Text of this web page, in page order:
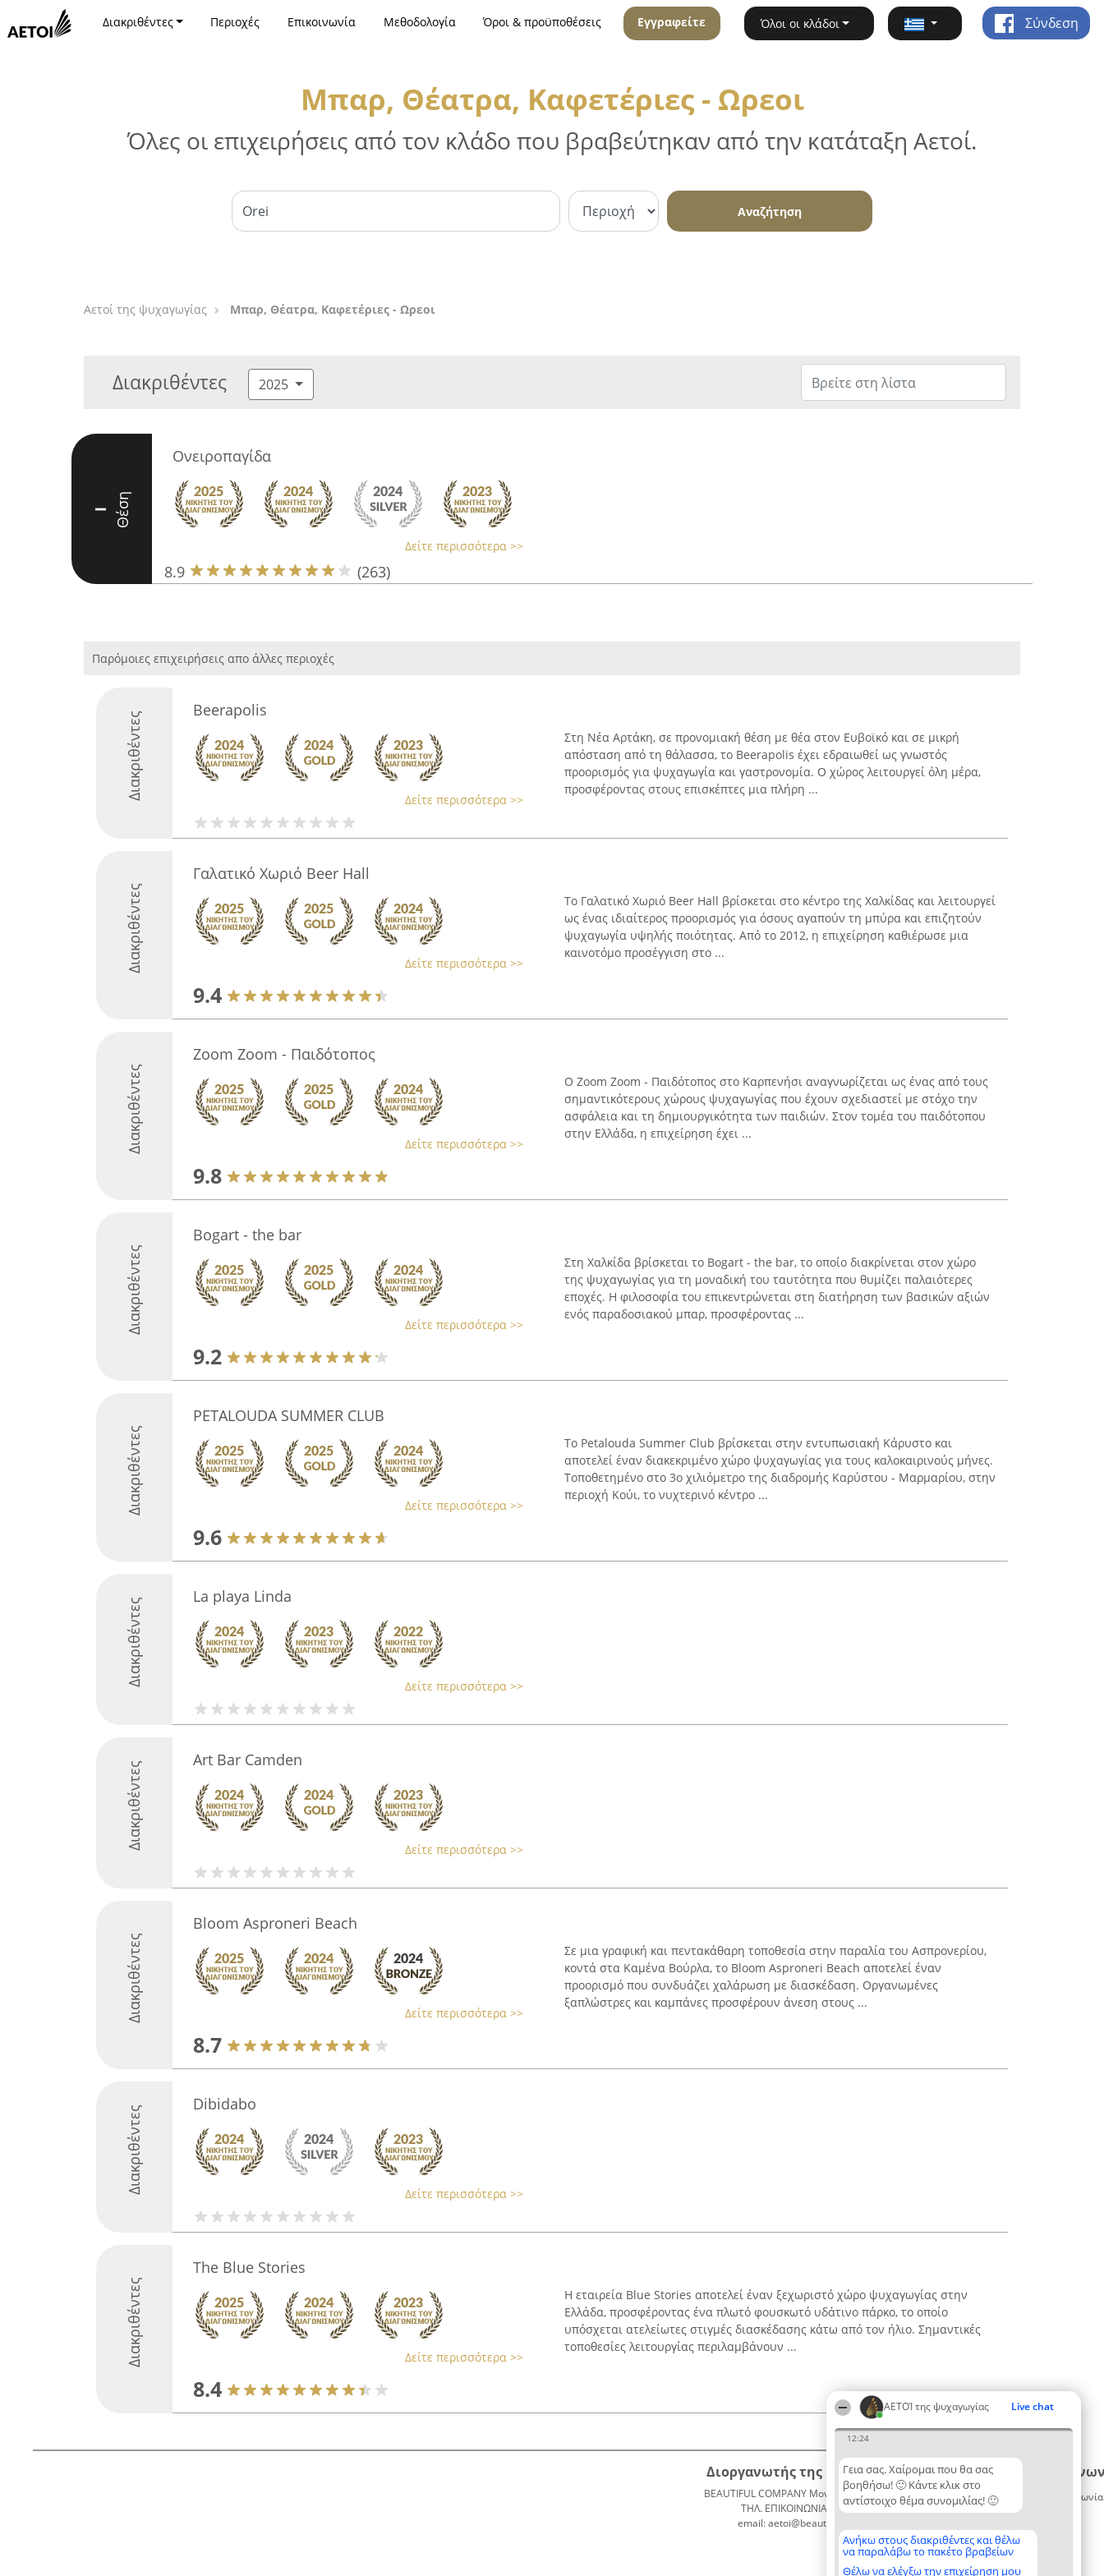
ΑΕΤΟΊ της ψυχαγωγίας Live chat
12:24
Γεια σας. Χαίρομαι που θα σας
βοηθήσω! 🙂 Κάντε κλικ στο
αντίστοιχο θέμα συνομιλίας! 🙂
Ανήκω στους διακριθέντες και θέλω
να παραλάβω το πακέτο βραβείων
Θέλω να ελέγξω την επιχείρηση μου
Διακριθέντες Περιοχές Επικοινωνία Μεθοδολογία Όροι & προϋποθέσεις Εγγραφείτε Όλοι οι κλάδοι Σύνδεση
Μπαρ, Θέατρα, Καφετέριες - Ωρεοι
Όλες οι επιχειρήσεις από τον κλάδο που βραβεύτηκαν από την κατάταξη Αετοί.
Αναζήτηση
Αετοί της ψυχαγωγίας Μπαρ, Θέατρα, Καφετέριες - Ωρεοι
Διακριθέντες 2025
I Θέση
Ονειροπαγίδα
Δείτε περισσότερα >>
8.9 (263)
Παρόμοιες επιχειρήσεις απο άλλες περιοχές
Διακριθέντες
Beerapolis
Δείτε περισσότερα >>
Στη Νέα Αρτάκη, σε προνομιακή θέση με θέα στον Ευβοϊκό και σε μικρή
απόσταση από τη θάλασσα, το Beerapolis έχει εδραιωθεί ως γνωστός
προορισμός για ψυχαγωγία και γαστρονομία. Ο χώρος λειτουργεί όλη μέρα,
προσφέροντας στους επισκέπτες μια πλήρη ...
Διακριθέντες
Γαλατικό Χωριό Beer Hall
Δείτε περισσότερα >>
9.4
Το Γαλατικό Χωριό Beer Hall βρίσκεται στο κέντρο της Χαλκίδας και λειτουργεί
ως ένας ιδιαίτερος προορισμός για όσους αγαπούν τη μπύρα και επιζητούν
ψυχαγωγία υψηλής ποιότητας. Από το 2012, η επιχείρηση καθιέρωσε μια
καινοτόμο προσέγγιση στο ...
Διακριθέντες
Zoom Zoom - Παιδότοπος
Δείτε περισσότερα >>
9.8
Ο Zoom Zoom - Παιδότοπος στο Καρπενήσι αναγνωρίζεται ως ένας από τους
σημαντικότερους χώρους ψυχαγωγίας που έχουν σχεδιαστεί με στόχο την
ασφάλεια και τη δημιουργικότητα των παιδιών. Στον τομέα του παιδότοπου
στην Ελλάδα, η επιχείρηση έχει ...
Διακριθέντες
Bogart - the bar
Δείτε περισσότερα >>
9.2
Στη Χαλκίδα βρίσκεται το Bogart - the bar, το οποίο διακρίνεται στον χώρο
της ψυχαγωγίας για τη μοναδική του ταυτότητα που θυμίζει παλαιότερες
εποχές. Η φιλοσοφία του επικεντρώνεται στη διατήρηση των βασικών αξιών
ενός παραδοσιακού μπαρ, προσφέροντας ...
Διακριθέντες
PETALOUDA SUMMER CLUB
Δείτε περισσότερα >>
9.6
Το Petalouda Summer Club βρίσκεται στην εντυπωσιακή Κάρυστο και
αποτελεί έναν διακεκριμένο χώρο ψυχαγωγίας για τους καλοκαιρινούς μήνες.
Τοποθετημένο στο 3ο χιλιόμετρο της διαδρομής Καρύστου - Μαρμαρίου, στην
περιοχή Κούι, το νυχτερινό κέντρο ...
Διακριθέντες
La playa Linda
Δείτε περισσότερα >>
Διακριθέντες
Art Bar Camden
Δείτε περισσότερα >>
Διακριθέντες
Bloom Asproneri Beach
Δείτε περισσότερα >>
8.7
Σε μια γραφική και πεντακάθαρη τοποθεσία στην παραλία του Ασπρονερίου,
κοντά στα Καμένα Βούρλα, το Bloom Asproneri Beach αποτελεί έναν
προορισμό που συνδυάζει χαλάρωση με διασκέδαση. Οργανωμένες
ξαπλώστρες και καμπάνες προσφέρουν άνεση στους ...
Διακριθέντες
Dibidabo
Δείτε περισσότερα >>
Διακριθέντες
The Blue Stories
Δείτε περισσότερα >>
8.4
Η εταιρεία Blue Stories αποτελεί έναν ξεχωριστό χώρο ψυχαγωγίας στην
Ελλάδα, προσφέροντας ένα πλωτό φουσκωτό υδάτινο πάρκο, το οποίο
υπόσχεται ατελείωτες στιγμές διασκέδασης κάτω από τον ήλιο. Σημαντικές
τοποθεσίες λειτουργίας περιλαμβάνουν ...
Διοργανωτής της κατάταξης
BEAUTIFUL COMPANY Μονοπρόσωπη ΙΚΕ
ΤΗΛ. ΕΠΙΚΟΙΝΩΝΙΑΣ: 2104128019
email: aetoi@beautifulcompany.co
Κατάταξη
Διακριθέντες
Λίστα
διακριθέντων
Μεθοδολογία
Όροι &
Επικοινωνία